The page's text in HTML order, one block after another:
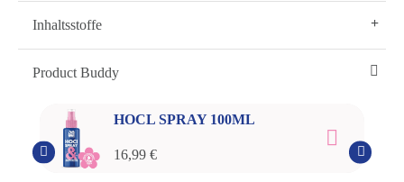
Inhaltsstoffe
Product Buddy
HOCL SPRAY 100ML
16,99 €